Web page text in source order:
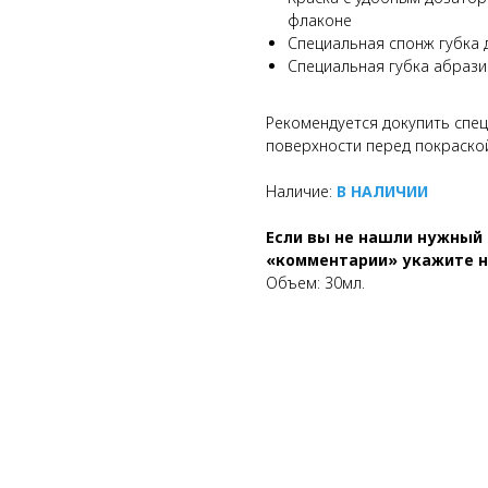
флаконе
Специальная спонж губка
Специальная губка
Рекомендуется докупить
поверхности перед
Наличие: В НАЛИЧИИ
Если вы не нашли нужный
«комментарии» укажите
Объем: 30мл.